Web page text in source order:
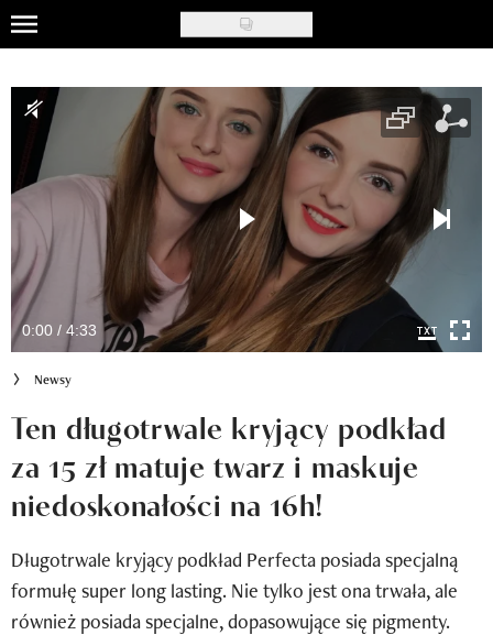
Skip
to
main
content
Moda
Ślub i wesele
Styl życia
Nasze akcje
Inspiracje
Newsy
Newsletter
Wizaz Summer Influ School
Mój profil / Zarejestruj się
0:00 / 4:33
Newsy
Ten długotrwale kryjący podkład
za 15 zł matuje twarz i maskuje
niedoskonałości na 16h!
Długotrwale kryjący podkład Perfecta posiada specjalną
formułę super long lasting. Nie tylko jest ona trwała, ale
również posiada specjalne, dopasowujące się pigmenty.